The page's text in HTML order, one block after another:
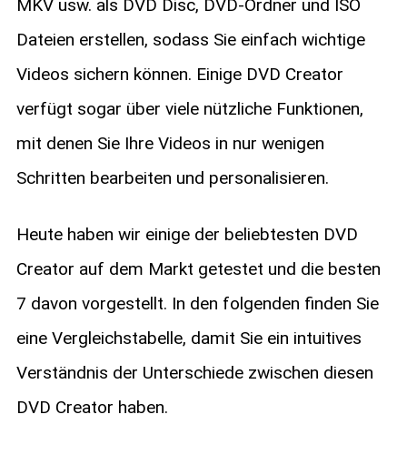
MKV usw. als DVD Disc, DVD-Ordner und ISO
Dateien erstellen, sodass Sie einfach wichtige
Videos sichern können. Einige DVD Creator
verfügt sogar über viele nützliche Funktionen,
mit denen Sie Ihre Videos in nur wenigen
Schritten bearbeiten und personalisieren.
Heute haben wir einige der beliebtesten DVD
Creator auf dem Markt getestet und die besten
7 davon vorgestellt. In den folgenden finden Sie
eine Vergleichstabelle, damit Sie ein intuitives
Verständnis der Unterschiede zwischen diesen
DVD Creator haben.